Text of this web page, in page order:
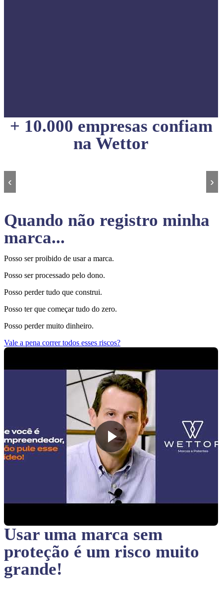
+ 10.000 empresas confiam
na Wettor
‹ ›
Quando não registro minha
marca...
Posso ser proibido de usar a marca.
Posso ser processado pelo dono.
Posso perder tudo que construi.
Posso ter que começar tudo do zero.
Posso perder muito dinheiro.
Vale a pena correr todos esses riscos?
Usar uma marca sem
proteção é um risco muito
grande!